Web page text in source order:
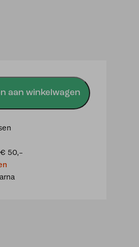
aan winkelwagen
€ 50,-